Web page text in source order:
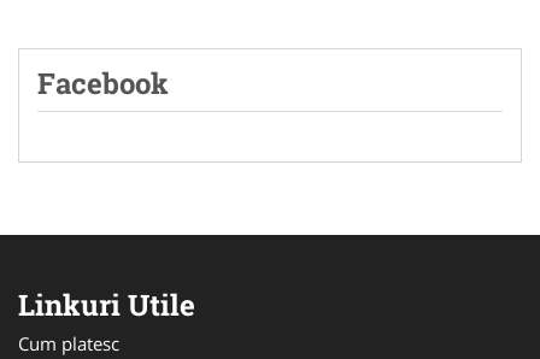
Facebook
Linkuri Utile
Cum platesc